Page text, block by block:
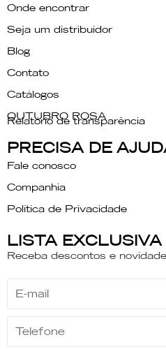
Onde encontrar
Seja um distribuidor
Blog
Contato
Catálogos
OUTUBRO ROSA
Relatório de transparência
PRECISA DE
Fale conosco
Companhia
Política de Privacidade
LISTA EXCLUSIVA
Receba descontos e